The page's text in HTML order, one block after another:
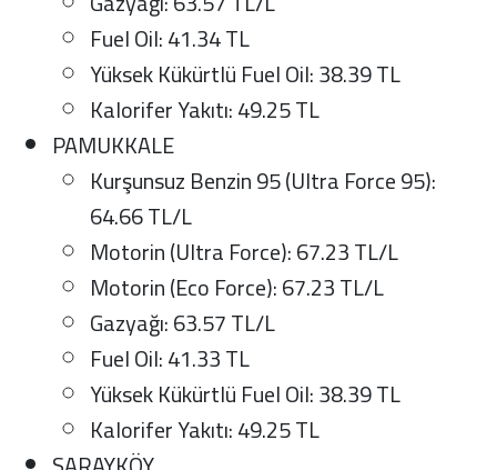
Fuel Oil: 41.34 TL
Yüksek Kükürtlü Fuel Oil: 38.39 TL
Kalorifer Yakıtı: 49.25 TL
PAMUKKALE
Kurşunsuz Benzin 95 (Ultra Force 95):
64.66 TL/L
Motorin (Ultra Force): 67.23 TL/L
Motorin (Eco Force): 67.23 TL/L
Gazyağı: 63.57 TL/L
Fuel Oil: 41.33 TL
Yüksek Kükürtlü Fuel Oil: 38.39 TL
Kalorifer Yakıtı: 49.25 TL